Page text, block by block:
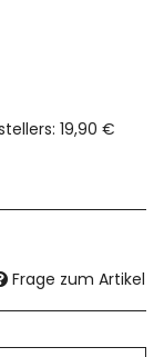
: 19,90 €
Frage zum Artikel